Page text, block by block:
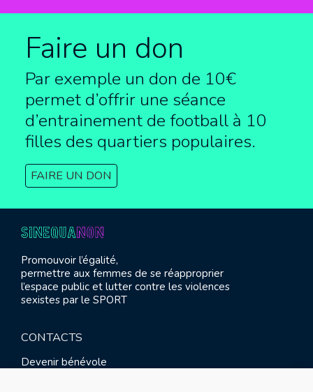
Faire un don
Par exemple un don de 10€
permet d’offrir une séance
d’entrainement de football à 10
filles des quartiers populaires.
FAIRE UN DON
Promouvoir l’égalité,
permettre aux femmes de se réapproprier
l’espace public et lutter contre les violences
sexistes par le SPORT
CONTACTS
Devenir bénévole